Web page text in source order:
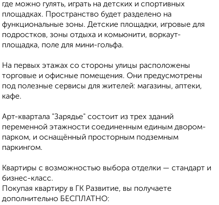
где можно гулять, играть на детских и спортивных
площадках. Пространство будет разделено на
функциональные зоны. Детские площадки, игровые для
подростков, зоны отдыха и комьюнити, воркаут-
площадка, поле для мини-гольфа.
На первых этажах со стороны улицы расположены
торговые и офисные помещения. Они предусмотрены
под полезные сервисы для жителей: магазины, аптеки,
кафе.
Арт-квартала "Зарядье" состоит из трех зданий
переменной этажности соединенным единым двором-
парком, и оснащённый просторным подземным
паркингом.
Квартиры с возможностью выбора отделки — стандарт и
бизнес-класс.
Покупая квартиру в ГК Развитие, вы получаете
дополнительно БЕСПЛАТНО: